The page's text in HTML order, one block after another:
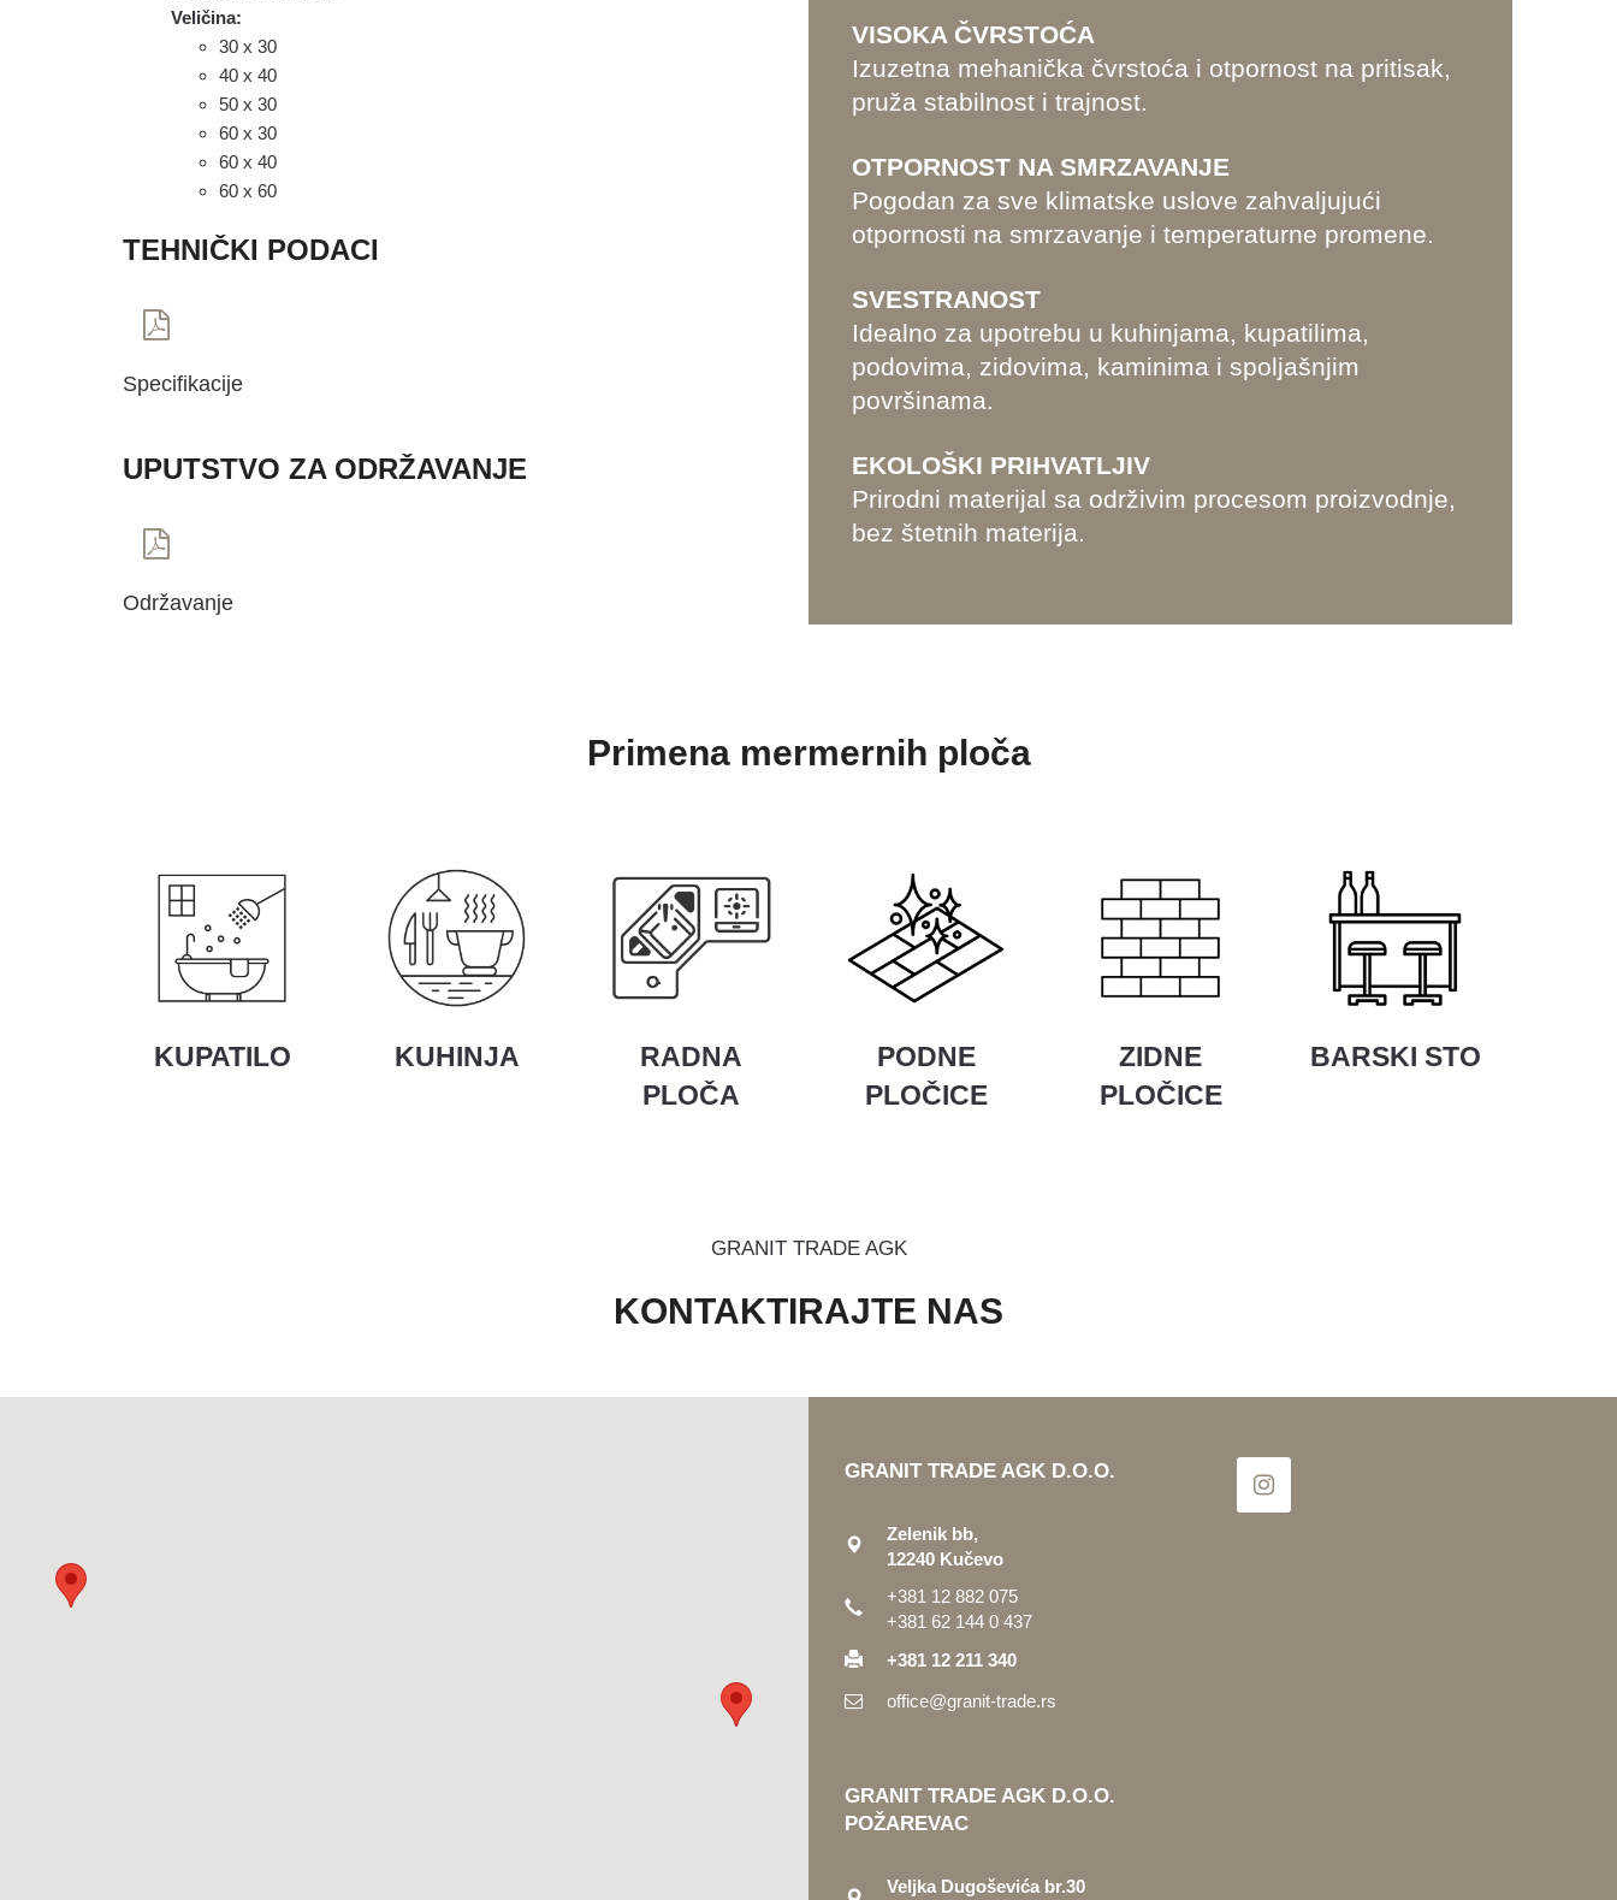
Veličina:
30 x 30
40 x 40
50 x 30
60 x 30
60 x 40
60 x 60
TEHNIČKI PODACI
Specifikacije
UPUTSTVO ZA ODRŽAVANJE
Održavanje
VISOKA ČVRSTOĆA
Izuzetna mehanička čvrstoća i otpornost na pritisak,
pruža stabilnost i trajnost.
OTPORNOST NA SMRZAVANJE
Pogodan za sve klimatske uslove zahvaljujući
otpornosti na smrzavanje i temperaturne promene.
SVESTRANOST
Idealno za upotrebu u kuhinjama, kupatilima,
podovima, zidovima, kaminima i spoljašnjim
površinama.
EKOLOŠKI PRIHVATLJIV
Prirodni materijal sa održivim procesom proizvodnje,
bez štetnih materija.
Primena mermernih ploča
KUPATILO KUHINJA
RADNA
PLOČA
PODNE
PLOČICE
ZIDNE
PLOČICE
BARSKI STO
GRANIT TRADE AGK
KONTAKTIRAJTE NAS
GRANIT TRADE AGK D.O.O.
Zelenik bb,
12240 Kučevo
+381 12 882 075
+381 62 144 0 437
+381 12 211 340
office@granit-trade.rs
GRANIT TRADE AGK D.O.O.
POŽAREVAC
Veljka Dugoševića br.30